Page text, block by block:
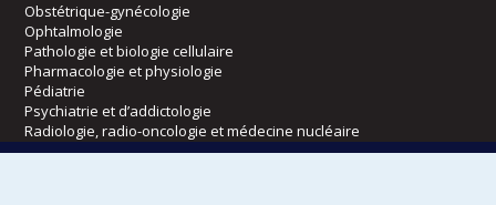
Obstétrique-gynécologie
Ophtalmologie
Pathologie et biologie cellulaire
Pharmacologie et physiologie
Pédiatrie
Psychiatrie et d’addictologie
Radiologie, radio-oncologie et médecine nucléaire